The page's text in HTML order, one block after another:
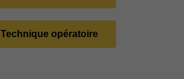
Technique opératoire